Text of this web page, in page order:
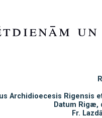
Archidioecesis Rigensis
Datum Rigæ,
Fr.